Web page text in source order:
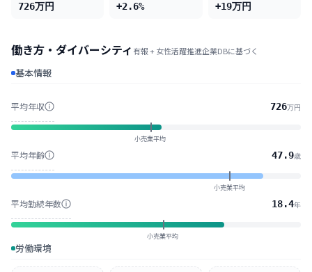
726万円 +2.6% +19万円
働き方・ダイバーシティ 有報 + 女性活躍推進企業DBに基づく
基本情報
平均年収 726万円
小売業平均
平均年齢 47.9歳
小売業平均
平均勤続年数 18.4年
小売業平均
労働環境